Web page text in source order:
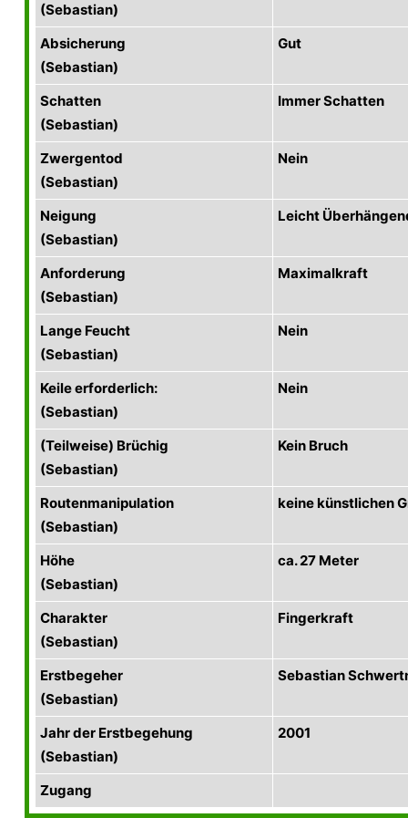
(Sebastian)
Absicherung
(Sebastian)
Gut
Schatten
(Sebastian)
Immer Schatten
Zwergentod
(Sebastian)
Nein
Neigung
(Sebastian)
Leicht
Anforderung
(Sebastian)
Maximalkraft
Lange Feucht
(Sebastian)
Nein
Keile erforderlich:
(Sebastian)
Nein
(Teilweise) Brüchig
(Sebastian)
Kein Bruch
Routenmanipulation
(Sebastian)
keine künstlichen
Höhe
(Sebastian)
ca. 27 Meter
Charakter
(Sebastian)
Fingerkraft
Erstbegeher
(Sebastian)
Sebastian
Jahr der Erstbegehung
(Sebastian)
2001
Zugang